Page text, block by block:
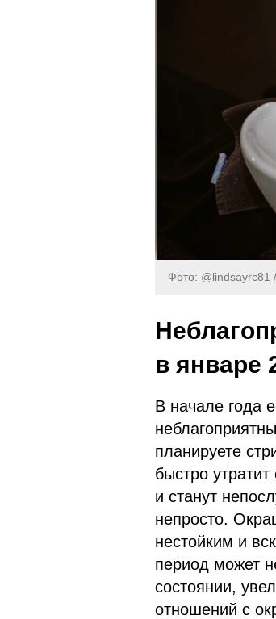
Фото: @lindsayrc81
в январе
В начале года
планируете
быстро
и станут
непросто.
нестойким и
период может
состоянии,
отношений с